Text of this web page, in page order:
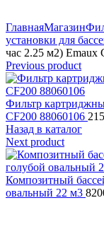
ГлавнаяМагазин
установки для
час 2.25 м2) Emaux
Previous product
Фильтр
CF200 88060106
Назад в каталог
Next product
Композитный
овальный 22 м3